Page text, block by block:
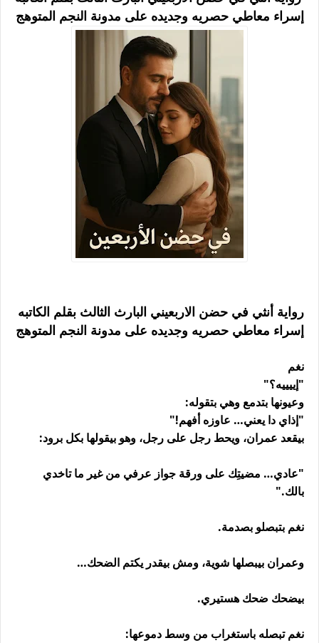
إسراء معاطي حصريه وجديده على مدونة النجم المتوهج
رواية أنثي في حضن الاربعيني البارث الثالث بقلم الكاتبه
إسراء معاطي حصريه وجديده على مدونة النجم المتوهج
نغم
"إييييه؟"
وعيونها بتدمع وهي بتقوله:
"إذاي دا يعني… عاوزه أفهم!"
بيقعد عمران، ويحط رجل على رجل، وهو بيقولها بكل برود:
"عادي… مضيتِك على ورقة جواز عرفي من غير ما تاخدي
بالك."
نغم بتبصلو بصدمة.
وعمران بيبصلها شوية، ومش بيقدر يكتم الضحك…
بيضحك ضحك هستيري.
نغم تبصله باستغراب من وسط دموعها: